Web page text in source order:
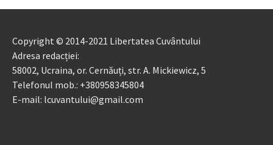
Copyright © 2014-2021 Libertatea Cuvântului
Adresa redacției:
58002, Ucraina, or. Cernăuți, str. A. Mickiewicz, 5
Telefonul mob.: +380958345804
E-mail: lcuvantului@gmail.com